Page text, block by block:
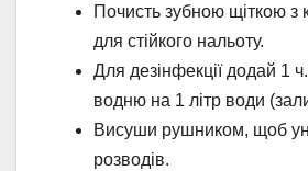
Почисть зубною щіткою
для стійкого нальоту.
Для дезінфекції додай 1
водню на 1 літр води
Висуши рушником, щоб
розводів.